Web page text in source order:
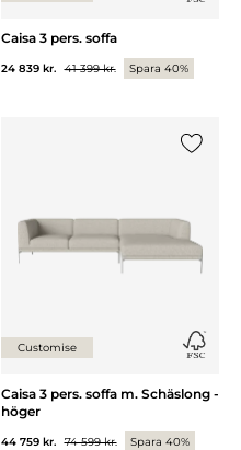
Caisa 3 pers. soffa
24 839 kr. 41 399 kr. Spara 40%
Customise
Caisa 3 pers. soffa m. Schäslong -
höger
44 759 kr. 74 599 kr. Spara 40%